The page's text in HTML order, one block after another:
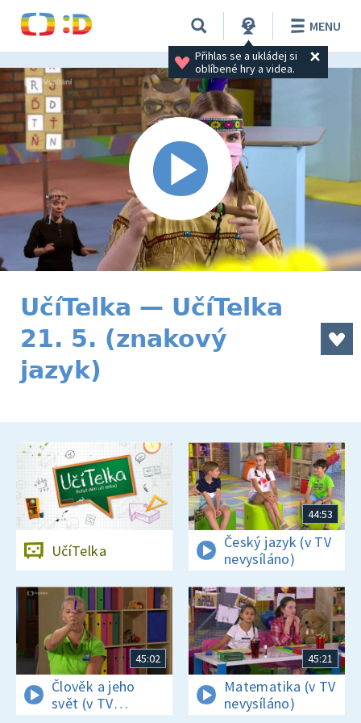
Přihlas se a ukládej si
oblíbené hry a videa.
MENU
UčíTelka — UčíTelka
21. 5. (znakový
jazyk)
UčíTelka
44:53
Český jazyk (v TV
nevysíláno)
45:02
Člověk a jeho
svět (v TV
45:21
Matematika (v TV
nevysíláno)